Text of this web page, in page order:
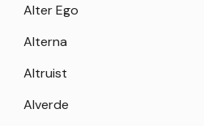
Alter Ego
Alterna
Altruist
Alverde